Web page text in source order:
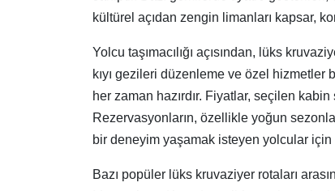
kültürel açıdan zengin limanları kapsar,
Yolcu taşımacılığı açısından, lüks
kıyı gezileri düzenleme ve özel hizmetler
her zaman hazırdır. Fiyatlar, seçilen
Rezervasyonların, özellikle yoğun
bir deneyim yaşamak isteyen yolcular için
Bazı popüler lüks kruvaziyer rotaları